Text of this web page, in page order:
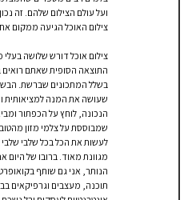
ועל עולם הצילום שלהם. זה
צילום האוכל הגיעה ממקום
צילום אוכל דורש שלושה בעלי
התוצאה הסופית שאתם רואים
בשלל המתכונים שברשת.
שעושה את המנה למציאותית
הנכונה, לוחץ על הכפתור
שמבוססת על צלמי מזון
לעשות את הכל בכל שלבי
מגוונת מאוד. ברובו של היום
הנותר, אני גם שותף
תוכנה, מעצבים וגרפיקאים